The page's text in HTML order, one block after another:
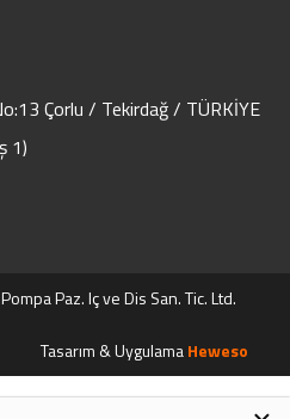
Çorlu / Tekirdağ / TÜRKİYE
1)
Paz. Iç ve Dis San. Tic. Ltd.
Tasarım & UygulamaHeweso